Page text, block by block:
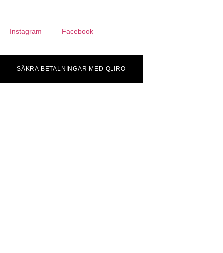
Instagram Facebook
SÄKRA BETALNINGAR MED QLIRO